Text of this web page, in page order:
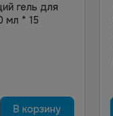
гель для
мл * 15
В корзину